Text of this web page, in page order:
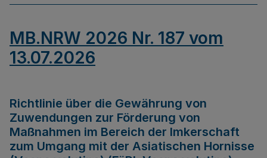
MB.NRW 2026 Nr. 187 vom
13.07.2026
Richtlinie über die Gewährung von
Zuwendungen zur Förderung von
Maßnahmen im Bereich der Imkerschaft
zum Umgang mit der Asiatischen Hornisse